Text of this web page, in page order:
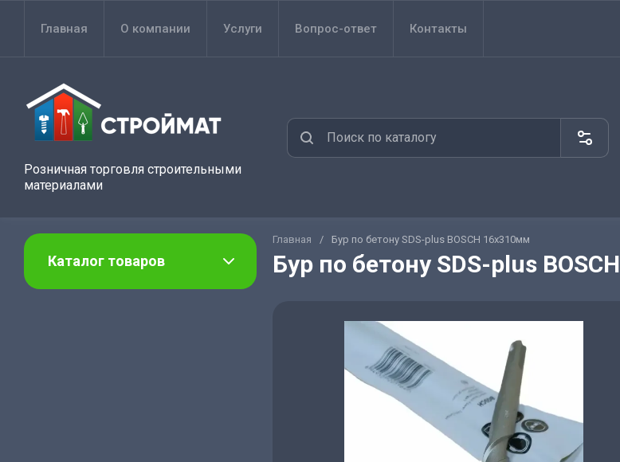
Главная О компании Услуги Вопрос-ответ Контакты
Розничная торговля строительными
материалами
Каталог товаров
Главная / Бур по бетону SDS-plus BOSCH 16х310мм
Бур по бетону SDS-plus